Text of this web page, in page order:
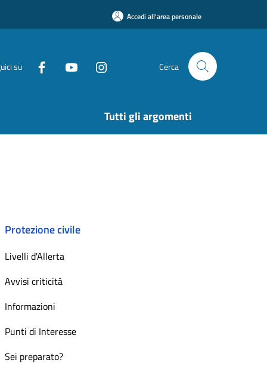
Accedi all'area personale
su Cerca
Tutti gli argomenti
Protezione civile
Livelli d'Allerta
Avvisi criticità
Informazioni
Punti di Interesse
Sei preparato?